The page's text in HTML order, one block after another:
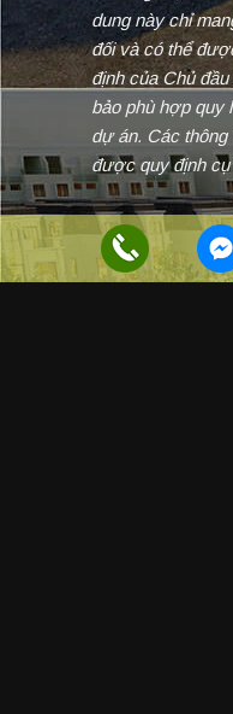
dung này chỉ
đối và có thể
định của Chủ
bảo phù hợp quy
dự án. Các
được quy định cụ